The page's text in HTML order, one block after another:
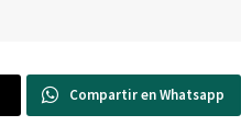
Compartir en Whatsapp